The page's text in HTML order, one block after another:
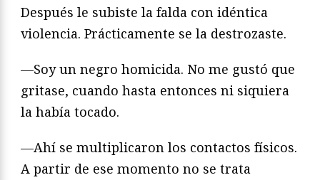
Después le subiste la falda con idéntica
violencia. Prácticamente se la destrozaste.
—Soy un negro homicida. No me gustó que
gritase, cuando hasta entonces ni siquiera
la había tocado.
—Ahí se multiplicaron los contactos físicos.
A partir de ese momento no se trata